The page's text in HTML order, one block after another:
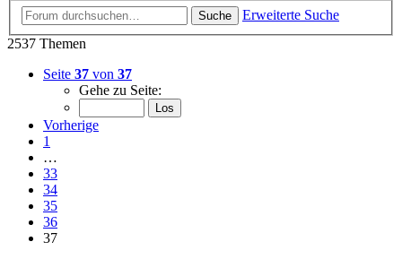
Suche
Erweiterte Suche
2537 Themen
Seite 37 von 37
Gehe zu Seite:
Vorherige
1
…
33
34
35
36
37